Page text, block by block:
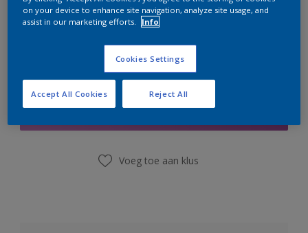
Boodschappenlijst
Voeg toe aan klus
on your device to enhance site navigation, analyze site usage, and
assist in our marketing efforts.
Info
Cookies Settings
Reject All
Accept All Cookies